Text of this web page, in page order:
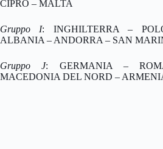
CIPRO – MALTA
Gruppo I: INGHILTERRA –
ALBANIA – ANDORRA – SAN
Gruppo J: GERMANIA –
MACEDONIA DEL NORD –